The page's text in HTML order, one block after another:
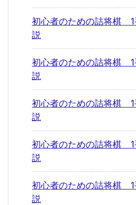
初心者のための詰将棋
説
初心者のための詰将棋
説
初心者のための詰将棋
説
初心者のための詰将棋
説
初心者のための詰将棋
説